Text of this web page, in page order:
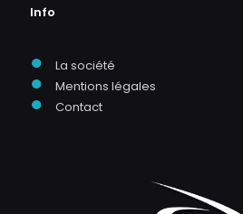
Info
● La société
● Mentions légales
● Contact